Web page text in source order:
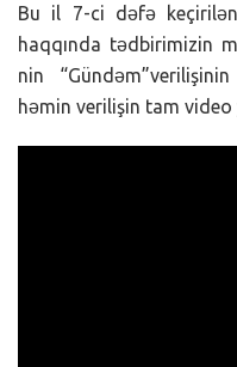
Bu il 7-ci dəfə
haqqında tədbirimizin
nin
həmin verilişin tam video